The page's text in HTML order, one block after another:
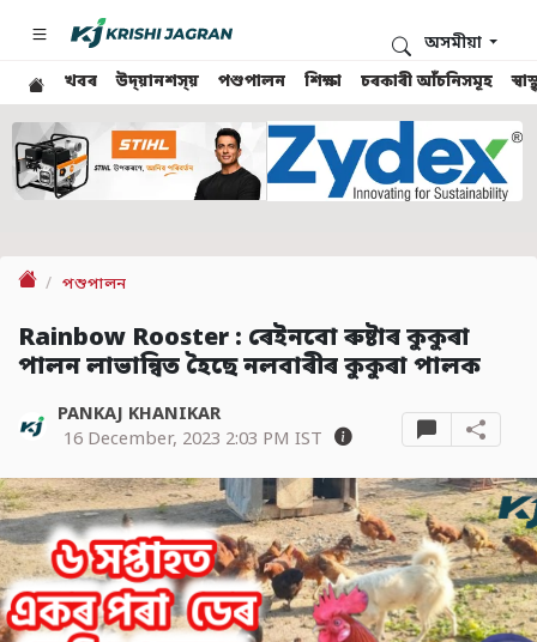
খবৰ উদ্য়ানশস্য় পশুপালন শিক্ষা চৰকাৰী আঁচনিসমূহ
অসমীয়া
পশুপালন
Rainbow Rooster : ৰেইনবো ৰুষ্টাৰ কুকুৰা
পালন লাভান্বিত হৈছে নলবাৰীৰ কুকুৰা পালক
PANKAJ KHANIKAR
16 December, 2023 2:03 PM IST